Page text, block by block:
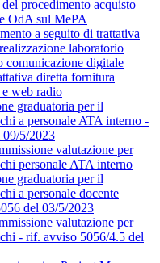
procedimento acquisto
OdA sul MePA
a seguito di trattativa
laboratorio
comunicazione digitale
diretta fornitura
web radio
graduatoria per il
a personale ATA interno -
5/2023
valutazione per
personale ATA interno
graduatoria per il
a personale docente
del 03/5/2023
valutazione per
- rif. avviso 5056/4.5 del